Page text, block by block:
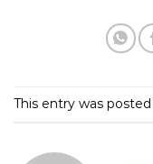
This entry was posted